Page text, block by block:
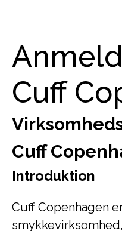
Cuff
Cuff
Introduktion
Cuff Copenhagen